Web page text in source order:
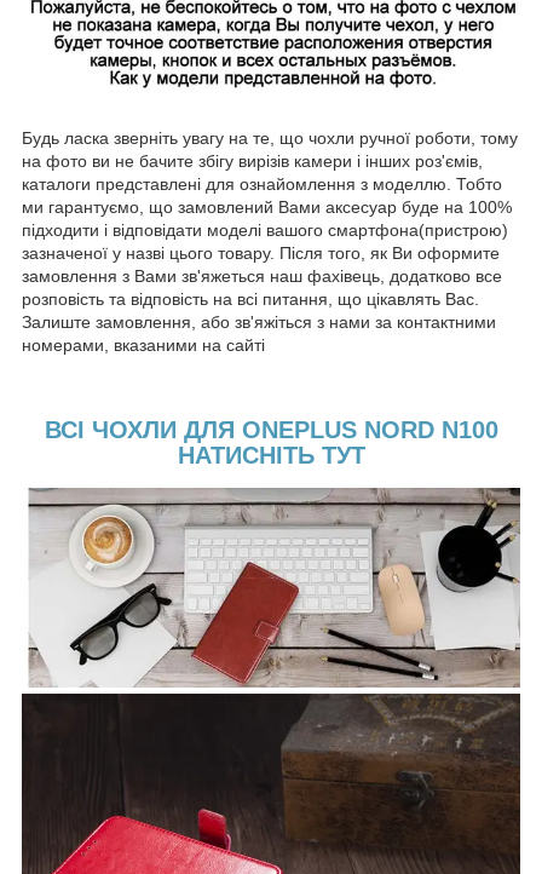
Будь ласка зверніть увагу на те, що чохли ручної роботи, тому
на фото ви не бачите збігу вирізів камери і інших роз'ємів,
каталоги представлені для ознайомлення з моделлю. Тобто
ми гарантуємо, що замовлений Вами аксесуар буде на 100%
підходити і відповідати моделі вашого смартфона(пристрою)
зазначеної у назві цього товару. Після того, як Ви оформите
замовлення з Вами зв'яжеться наш фахівець, додатково все
розповість та відповість на всі питання, що цікавлять Вас.
Залиште замовлення, або зв'яжіться з нами за контактними
номерами, вказаними на сайті
ВСІ ЧОХЛИ ДЛЯ ONEPLUS NORD N100
НАТИСНІТЬ ТУТ